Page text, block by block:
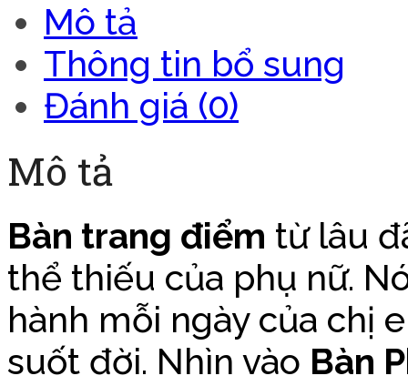
Mô tả
Thông tin bổ sung
Đánh giá (0)
Mô tả
Bàn trang điểm từ lâu
thể thiếu của phụ nữ.
hành mỗi ngày của chị
suốt đời. Nhìn vào Bàn